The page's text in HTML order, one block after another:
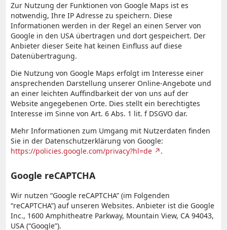
Zur Nutzung der Funktionen von Google Maps ist es
notwendig, Ihre IP Adresse zu speichern. Diese
Informationen werden in der Regel an einen Server von
Google in den USA übertragen und dort gespeichert. Der
Anbieter dieser Seite hat keinen Einfluss auf diese
Datenübertragung.
Die Nutzung von Google Maps erfolgt im Interesse einer
ansprechenden Darstellung unserer Online-Angebote und
an einer leichten Auffindbarkeit der von uns auf der
Website angegebenen Orte. Dies stellt ein berechtigtes
Interesse im Sinne von Art. 6 Abs. 1 lit. f DSGVO dar.
Mehr Informationen zum Umgang mit Nutzerdaten finden
Sie in der Datenschutzerklärung von Google:
https://policies.google.com/privacy?hl=de
.
Google reCAPTCHA
Wir nutzen “Google reCAPTCHA” (im Folgenden
“reCAPTCHA”) auf unseren Websites. Anbieter ist die Google
Inc., 1600 Amphitheatre Parkway, Mountain View, CA 94043,
USA (“Google”).